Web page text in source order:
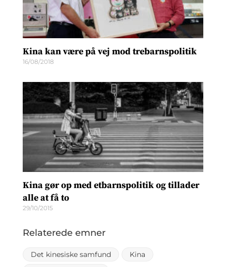
Kina kan være på vej mod trebarnspolitik
16/08/2018
Kina gør op med etbarnspolitik og tillader
alle at få to
29/10/2015
Relaterede emner
Det kinesiske samfund
Kina